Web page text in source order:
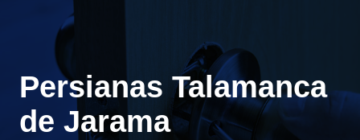
Persianas Talamanca
de Jarama